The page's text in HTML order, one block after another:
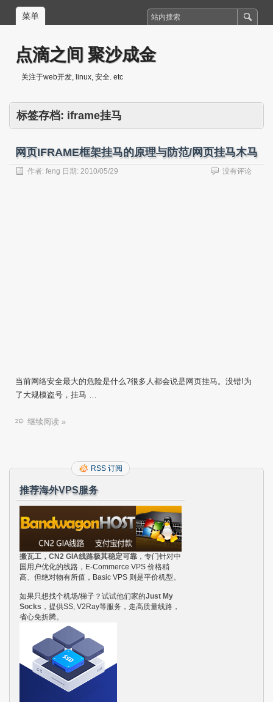
菜单
点滴之间 聚沙成金
关注于web开发, linux, 安全. etc
标签存档: iframe挂马
网页IFRAME框架挂马的原理与防范/网页挂马木马
作者: feng 日期: 2010/05/29 没有评论
当前网络安全最大的危险是什么?很多人都会说是网页挂马。没错!为
了大规模盗号，挂马 …
继续阅读 »
RSS 订阅
推荐海外VPS服务
搬瓦工，CN2 GIA线路极其稳定可靠 ，专门针对中
国用户优化的线路，E-Commerce VPS 价格稍
高、但绝对物有所值，Basic VPS 则是平价机型。
如果只想找个机场/梯子？试试他们家的Just My
Socks ，提供SS, V2Ray等服务，走高质量线路，
省心免折腾。